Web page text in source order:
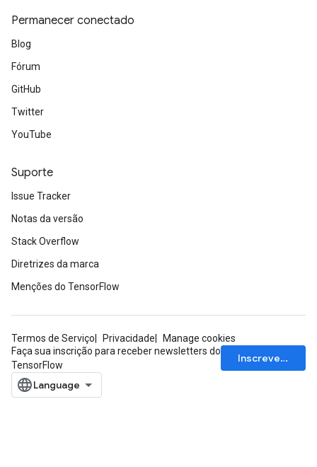
Permanecer conectado
Blog
Fórum
GitHub
Twitter
YouTube
Suporte
Issue Tracker
Notas da versão
Stack Overflow
Diretrizes da marca
Menções do TensorFlow
Termos de Serviço Privacidade
Manage cookies
Faça sua inscrição para receber newsletters do
TensorFlow
Inscrever-se